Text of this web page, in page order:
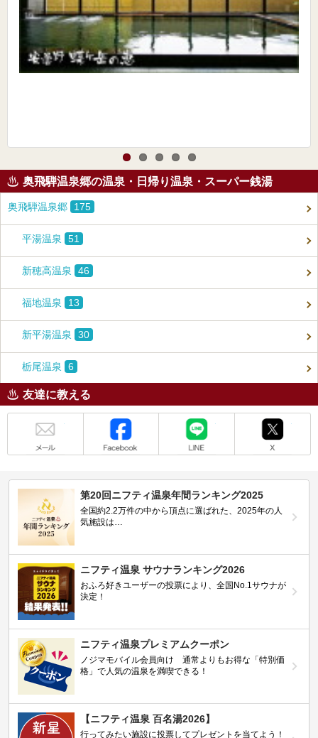
奥飛騨温泉郷の温泉・日帰り温泉・スーパー銭湯
奥飛騨温泉郷 175
平湯温泉 51
新穂高温泉 46
福地温泉 13
新平湯温泉 30
栃尾温泉 6
友達に教える
第20回ニフティ温泉年間ランキング2025
全国約2.2万件の中から頂点に選ばれた、2025年の人
気施設は…
ニフティ温泉 サウナランキング2026
おふろ好きユーザーの投票により、全国No.1サウナが
決定！
ニフティ温泉プレミアムクーポン
ノジマモバイル会員向け 通常よりもお得な「特別価
格」で人気の温泉を満喫できる！
【ニフティ温泉 百名湯2026】
行ってみたい施設に投票してプレゼントを当てよう！